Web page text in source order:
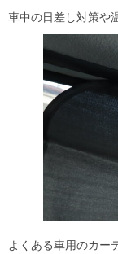
車中の日差し対策や
よくある車用のカー